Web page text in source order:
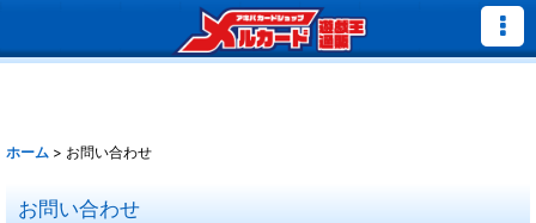
ホーム > お問い合わせ
お問い合わせ